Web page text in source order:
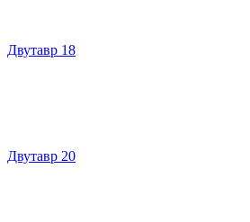
Двутавр 18
Двутавр 20